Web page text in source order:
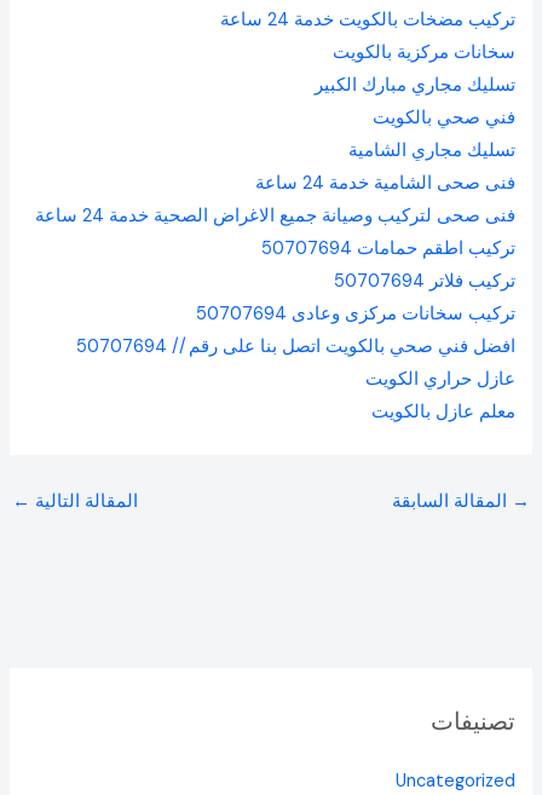
تركيب مضخات بالكويت خدمة 24 ساعة
سخانات مركزية بالكويت
تسليك مجاري مبارك الكبير
فني صحي بالكويت
تسليك مجاري الشامية
فنى صحى الشامية خدمة 24 ساعة
فنى صحى لتركيب وصيانة جميع الاغراض الصحية خدمة 24 ساعة
تركيب اطقم حمامات 50707694
تركيب فلاتر 50707694
تركيب سخانات مركزى وعادى 50707694
افضل فني صحي بالكويت اتصل بنا على رقم // 50707694
عازل حراري الكويت
معلم عازل بالكويت
→ المقالة السابقة المقالة التالية ←
تصنيفات
Uncategorized